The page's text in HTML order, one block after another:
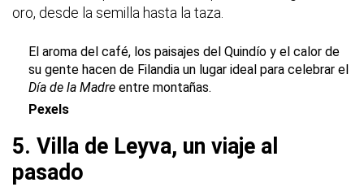
oro, desde la semilla hasta la taza.
El aroma del café, los paisajes del Quindío y el calor de
su gente hacen de Filandia un lugar ideal para celebrar el
Día de la Madre entre montañas.
Pexels
5. Villa de Leyva, un viaje al
pasado